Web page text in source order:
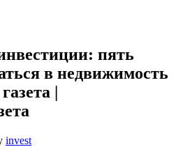
пять
в недвижимость
|
invest